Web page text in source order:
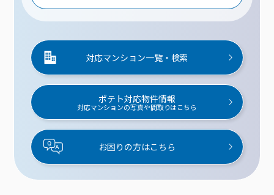
対応マンション一覧・検索
ポテト対応物件情報
対応マンションの写真や間取りはこちら
お困りの方はこちら